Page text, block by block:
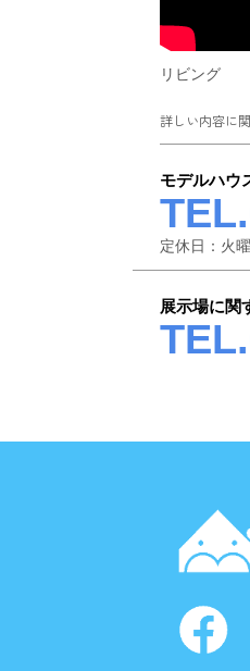
リビング
詳しい内容に
モデルハウ
定休日：火
展示場に関